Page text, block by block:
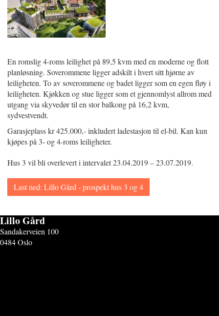
En romslig 4-roms leilighet på 89,5 kvm med en moderne og flott
planløsning. Soverommene ligger adskilt i hvert sitt hjørne av
leiligheten. To av soverommene og badet ligger som en egen fløy i
leiligheten. Kjøkken og stue ligger som et gjennomlyst allrom med
utgang via skyvedør til en stor balkong på 16,2 kvm,
sydvestvendt.
Garasjeplass kr 425.000,- inkludert ladestasjon til el-bil. Kan kun
kjøpes på 3- og 4-roms leiligheter.
Hus 3 vil bli overlevert i intervalet 23.04.2019 – 23.07.2019.
Last ned: Lillo Gård - prospekt hus 3 og 4
Lillo Gård
Sandakerveien 100
0484 Oslo